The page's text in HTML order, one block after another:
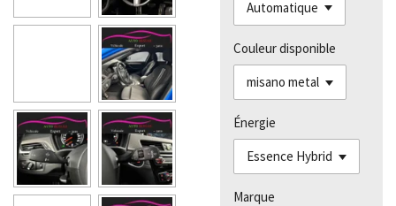
Couleur disponible
Énergie
Marque